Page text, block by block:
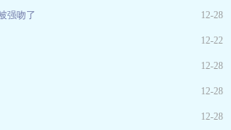
强吻了 12-28
12-22
12-28
12-28
12-28